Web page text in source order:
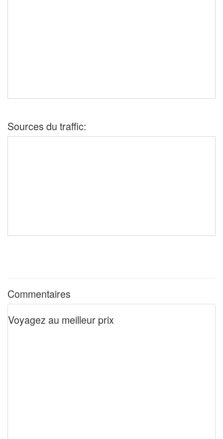
Sources du traffic:
Commentaires
Voyagez au meilleur prix